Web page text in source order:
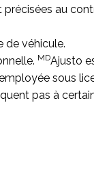
au
de véhicule.
MDAjusto
sous
pas à